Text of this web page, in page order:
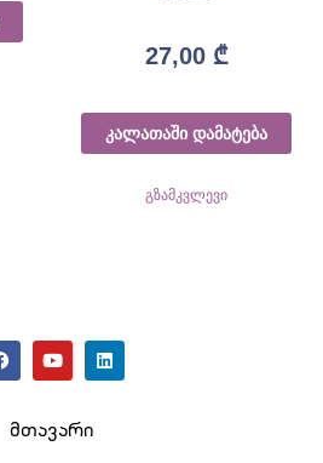
27,00 ₾
კალათაში დამატება
გზამკვლევი
მთავარი